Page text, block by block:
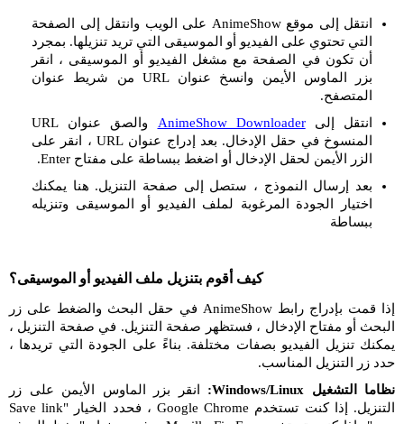
انتقل إلى موقع AnimeShow على الويب وانتقل إلى الصفحة
التي تحتوي على الفيديو أو الموسيقى التي تريد تنزيلها. بمجرد
أن تكون في الصفحة مع مشغل الفيديو أو الموسيقى ، انقر
بزر الماوس الأيمن وانسخ عنوان URL من شريط عنوان
المتصفح.
انتقل إلىAnimeShow Downloader
والصق عنوان URL
المنسوخ في حقل الإدخال. بعد إدراج عنوان URL ، انقر على
الزر الأيمن لحقل الإدخال أو اضغط ببساطة على مفتاح Enter.
بعد إرسال النموذج ، ستصل إلى صفحة التنزيل. هنا يمكنك
اختيار الجودة المرغوبة لملف الفيديو أو الموسيقى وتنزيله
ببساطة
كيف أقوم بتنزيل ملف الفيديو أو الموسيقى؟
إذا قمت بإدراج رابط AnimeShow في حقل البحث والضغط على زر
البحث أو مفتاح الإدخال ، فستظهر صفحة التنزيل. في صفحة التنزيل ،
يمكنك تنزيل الفيديو بصفات مختلفة. بناءً على الجودة التي تريدها ،
حدد زر التنزيل المناسب.
نظاما التشغيل Windows/Linux:
انقر بزر الماوس الأيمن على زر
التنزيل. إذا كنت تستخدم Google Chrome ، فحدد الخيار "Save link